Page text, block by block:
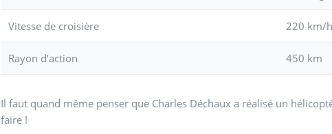
Vitesse de croisière 220 km/h
Rayon d’action 450 km
Il faut quand même penser que Charles Déchaux a réalisé un
faire !